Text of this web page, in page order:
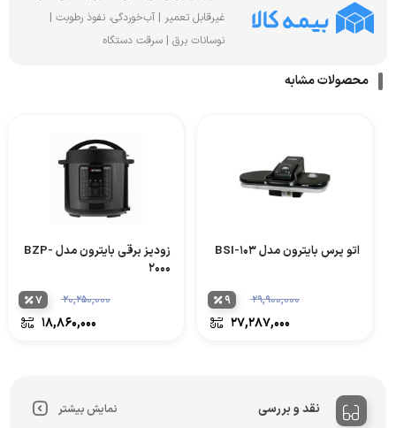
غیرقابل تعمیر | آب‌خوردگی، نفوذ رطوبت |
نوسانات برق | سرقت دستگاه
محصولات مشابه
اتو پرس بایترون مدل BSI-103
۲۹,۹۰۰,۰۰۰
۲۷,۲۸۷,۰۰۰
۹
زودپز برقی بایترون مدل BZP-
2000
۲۰,۲۵۰,۰۰۰
۱۸,۸۶۰,۰۰۰
۷
نقد و بررسی نمایش بیشتر